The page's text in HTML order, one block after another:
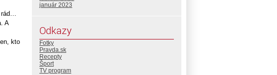
A
kto
január 2023
Odkazy
Fotky
Pravda.sk
Recepty
Šport
TV program